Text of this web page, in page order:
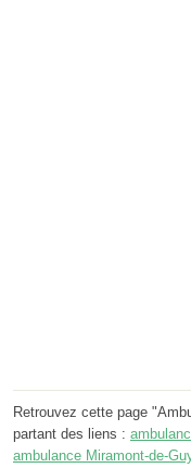
Retrouvez cette page
partant des liens :
ambulance Miramont-de-